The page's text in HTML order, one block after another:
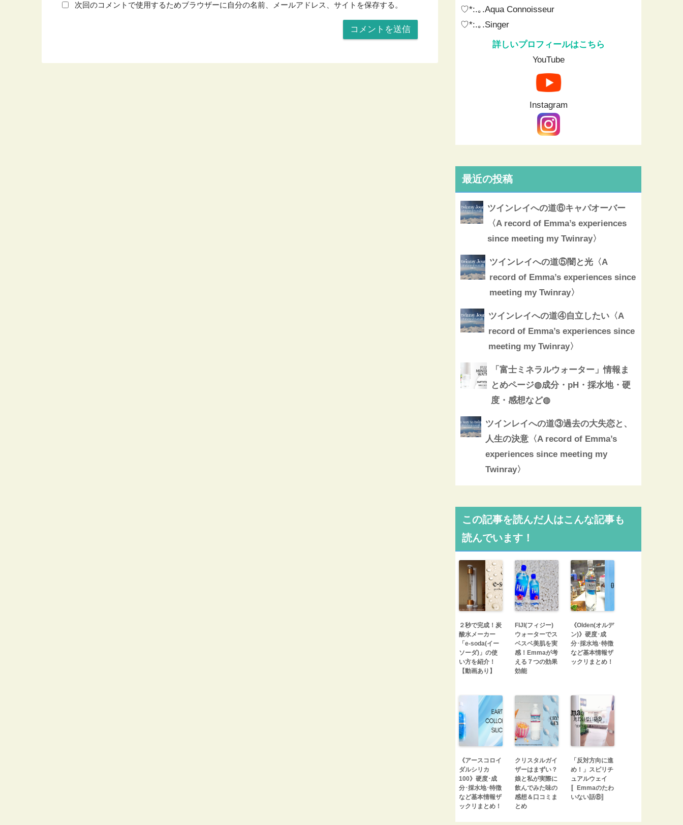
次回のコメントで使用するためブラウザーに自分の名前、メールアドレス、サイトを保存する。
♡*:.｡.⁡Aqua Connoisseur
♡*:.｡.⁡Singer
詳しいプロフィールはこちら
YouTube
Instagram
最近の投稿
ツインレイへの道⑥キャパオーバー
〈A record of Emma’s experiences
since meeting my Twinray〉
ツインレイへの道⑤闇と光〈A
record of Emma’s experiences since
meeting my Twinray〉
ツインレイへの道④自立したい〈A
record of Emma’s experiences since
meeting my Twinray〉
「富士ミネラルウォーター」情報ま
とめページ◍成分・pH・採水地・硬
度・感想など◍
ツインレイへの道③過去の大失恋と、
人生の決意〈A record of Emma’s
experiences since meeting my
Twinray〉
この記事を読んだ人はこんな記事も
読んでいます！
２秒で完成！炭
酸水メーカー
「e-soda(イー
ソーダ)」の使
い方を紹介！
【動画あり】
FIJI(フィジー)
ウォーターでス
ベスベ美肌を実
感！Emmaが考
える７つの効果
効能
《Olden(オルデ
ン)》硬度･成
分･採水地･特徴
など基本情報ザ
ックリまとめ！
《アースコロイ
ダルシリカ
100》硬度･成
分･採水地･特徴
など基本情報ザ
ックリまとめ！
クリスタルガイ
ザーはまずい？
娘と私が実際に
飲んでみた味の
感想＆口コミま
とめ
「反対方向に進
め！」スピリチ
ュアルウェイ
〚Emmaのたわ
いない話⑧〛